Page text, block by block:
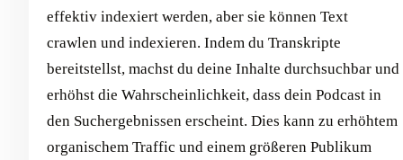
effektiv indexiert werden, aber sie können Text
crawlen und indexieren. Indem du Transkripte
bereitstellst, machst du deine Inhalte durchsuchbar und
erhöhst die Wahrscheinlichkeit, dass dein Podcast in
den Suchergebnissen erscheint. Dies kann zu erhöhtem
organischem Traffic und einem größeren Publikum